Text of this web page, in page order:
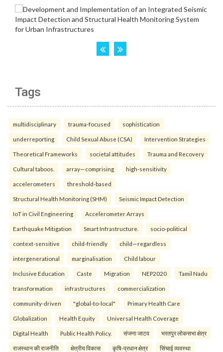
Tags
multidisciplinary trauma-focused sophistication
underreporting Child Sexual Abuse (CSA) Intervention Strategies
Theoretical Frameworks societal attitudes Trauma and Recovery
Cultural taboos. array—comprising high-sensitivity
accelerometers threshold-based
Structural Health Monitoring (SHM) Seismic Impact Detection
IoT in Civil Engineering Accelerometer Arrays
Earthquake Mitigation Smart Infrastructure. socio-political
context-sensitive child-friendly child—regardless
intergenerational marginalisation Child labour
Inclusive Education Caste Migration NEP2020 Tamil Nadu
transformation infrastructures commercialization
community-driven "global-to-local" Primary Health Care
Globalization Health Equity Universal Health Coverage
Digital Health Public Health Policy. संजना जाटव भरतपुर लोकसभा क्षेत्र
राजस्थान की राजनीति क्षेत्रीय विकास कृषि-प्रधान क्षेत्र सिंचाई व्यवस्था